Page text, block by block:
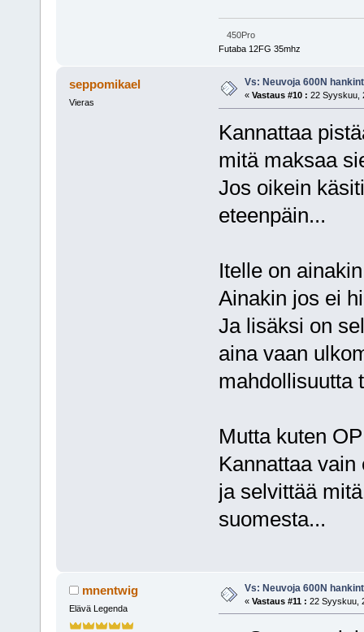
450Pro
Futaba 12FG 35mhz
seppomikael
Vieras
Vs: Neuvoja 600N
« Vastaus #10 : 22 Syyskuu,
Kannattaa
mitä maksaa
Jos oikein
eteenpäin...
Itelle on
Ainakin jos ei
Ja lisäksi on
aina vaan
mahdollisuutta
Mutta kuten
Kannattaa
ja selvittää
suomesta...
mnentwig
Elävä Legenda
Vs: Neuvoja 600N
« Vastaus #11 : 22 Syyskuu,